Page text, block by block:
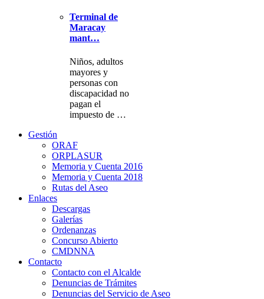
Terminal de
Maracay
mant…
Niños, adultos
mayores y
personas con
discapacidad no
pagan el
impuesto de …
Gestión
ORAF
ORPLASUR
Memoria y Cuenta 2016
Memoria y Cuenta 2018
Rutas del Aseo
Enlaces
Descargas
Galerías
Ordenanzas
Concurso Abierto
CMDNNA
Contacto
Contacto con el Alcalde
Denuncias de Trámites
Denuncias del Servicio de Aseo